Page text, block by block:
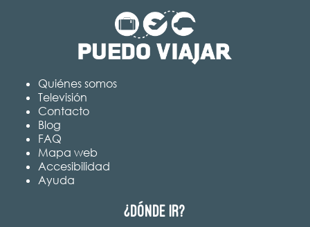
Quiénes somos
Televisión
Contacto
Blog
FAQ
Mapa web
Accesibilidad
Ayuda
¿Dónde ir?